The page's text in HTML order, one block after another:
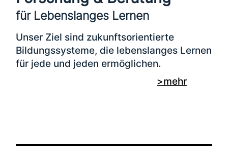
für Lebenslanges Lernen
Unser Ziel sind zukunfts­ori­en­tier­te
Bildungssysteme, die lebens­lan­ges Lernen
für jede und jeden ermöglichen.
Hochschulen und inter­na­tio­na­le
>mehr